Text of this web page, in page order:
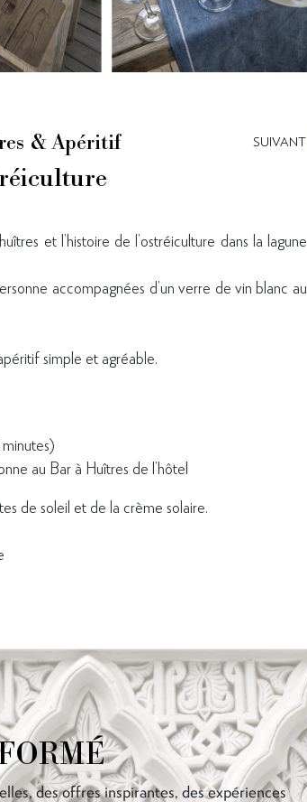
& Apéritif SUIVANT
et l’histoire de l’ostréiculture dans la lagune
accompagnées d’un verre de vin blanc au
simple et agréable.
au Bar à Huîtres de l’hôtel
de soleil et de la crème solaire.
des offres inspirantes, des expériences